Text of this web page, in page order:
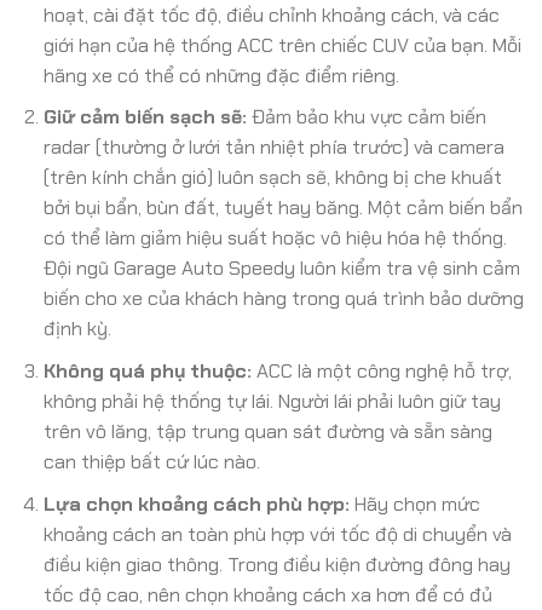
hoạt, cài đặt tốc độ, điều chỉnh khoảng cách, và các
giới hạn của hệ thống ACC trên chiếc CUV của bạn. Mỗi
hãng xe có thể có những đặc điểm riêng.
Giữ cảm biến sạch sẽ: Đảm bảo khu vực cảm biến
radar (thường ở lưới tản nhiệt phía trước) và camera
(trên kính chắn gió) luôn sạch sẽ, không bị che khuất
bởi bụi bẩn, bùn đất, tuyết hay băng. Một cảm biến bẩn
có thể làm giảm hiệu suất hoặc vô hiệu hóa hệ thống.
Đội ngũ Garage Auto Speedy luôn kiểm tra vệ sinh cảm
biến cho xe của khách hàng trong quá trình bảo dưỡng
định kỳ.
Không quá phụ thuộc: ACC là một công nghệ hỗ trợ,
không phải hệ thống tự lái. Người lái phải luôn giữ tay
trên vô lăng, tập trung quan sát đường và sẵn sàng
can thiệp bất cứ lúc nào.
Lựa chọn khoảng cách phù hợp: Hãy chọn mức
khoảng cách an toàn phù hợp với tốc độ di chuyển và
điều kiện giao thông. Trong điều kiện đường đông hay
tốc độ cao, nên chọn khoảng cách xa hơn để có đủ